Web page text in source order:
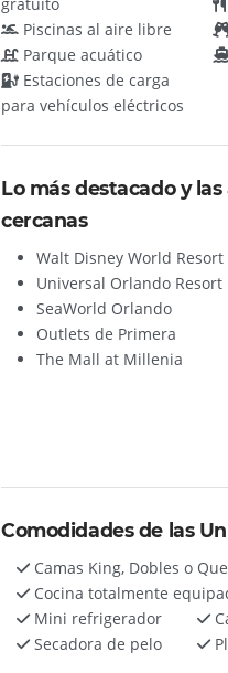
Piscinas al aire libre
Parque acuático
Estaciones de carga
para vehículos eléctricos
Lo más destacado y
cercanas
Walt Disney World Resort
Universal Orlando Resort
SeaWorld Orlando
Outlets de Primera
The Mall at Millenia
Comodidades de las
Camas King, Dobles o
Cocina totalmente
Mini refrigerador
Secadora de pelo